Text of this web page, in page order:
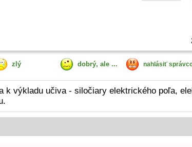
zlý dobrý, ale ... nahlásiť
k výkladu učiva - siločiary elektrického poľa,